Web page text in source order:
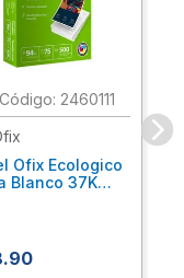
: 2460111
Ofix Ecologico
Blanco 37K
.90